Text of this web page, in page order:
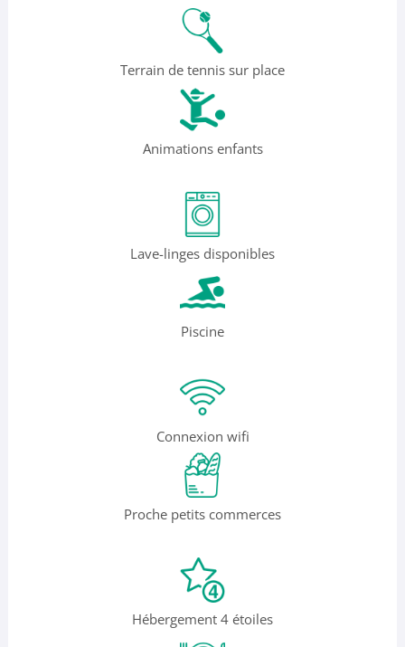
Terrain de tennis sur place
Animations enfants
Lave-linges disponibles
Piscine
Connexion wifi
Proche petits commerces
Hébergement 4 étoiles